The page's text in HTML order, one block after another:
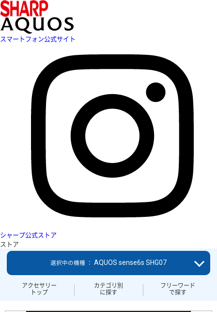
スマートフォン公式サイト
シャープ公式ストア
ストア
アクセサリー
トップ
カテゴリ別
に探す
フリーワード
で探す
選択中の機種 ： AQUOS sense6s SHG07